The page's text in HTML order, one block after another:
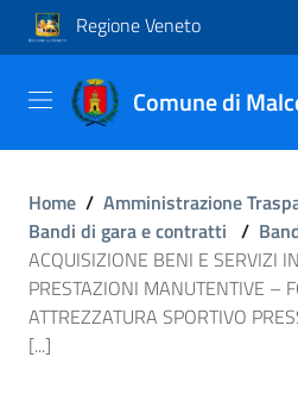
Regione Veneto
Comune di
Home / Amministrazione
Bandi di gara e contratti /
ACQUISIZIONE BENI E SERVIZI
PRESTAZIONI MANUTENTIVE –
ATTREZZATURA SPORTIVO
[...]